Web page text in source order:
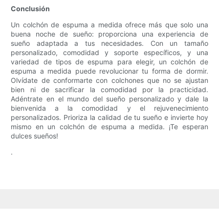
Conclusión
Un colchón de espuma a medida ofrece más que solo una
buena noche de sueño: proporciona una experiencia de
sueño adaptada a tus necesidades. Con un tamaño
personalizado, comodidad y soporte específicos, y una
variedad de tipos de espuma para elegir, un colchón de
espuma a medida puede revolucionar tu forma de dormir.
Olvídate de conformarte con colchones que no se ajustan
bien ni de sacrificar la comodidad por la practicidad.
Adéntrate en el mundo del sueño personalizado y dale la
bienvenida a la comodidad y el rejuvenecimiento
personalizados. Prioriza la calidad de tu sueño e invierte hoy
mismo en un colchón de espuma a medida. ¡Te esperan
dulces sueños!
.